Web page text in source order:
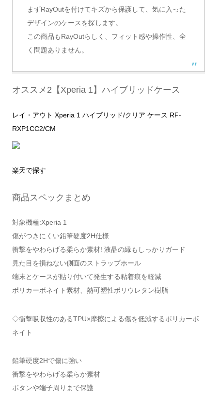
まずRayOutを付けてキズから保護して、気に入った
デザインのケースを探します。
この商品もRayOutらしく、フィット感や操作性、全
く問題ありません。
オススメ2【Xperia 1】ハイブリッドケース
レイ・アウト Xperia 1 ハイブリッド/クリア ケース RF-
RXP1CC2/CM
楽天で探す
商品スペックまとめ
対象機種:Xperia 1
傷がつきにくい鉛筆硬度2H仕様
衝撃をやわらげる柔らか素材! 液晶の縁もしっかりガード
見た目を損ねない側面のストラップホール
端末とケースが貼り付いて発生する粘着痕を軽減
ポリカーボネイト素材、熱可塑性ポリウレタン樹脂
◇衝撃吸収性のあるTPU×摩擦による傷を低減するポリカーボ
ネイト
鉛筆硬度2Hで傷に強い
衝撃をやわらげる柔らか素材
ボタンや端子周りまで保護